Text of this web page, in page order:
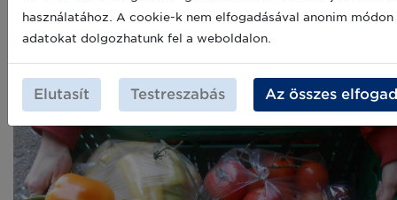
feladatunk. Tehát az adománykérő kultúrát is
fejlesztenünk kell.
használatához. A cookie-k nem elfogadásával anonim módon
adatokat dolgozhatunk fel a weboldalon.
Elutasít Testreszabás Az összes